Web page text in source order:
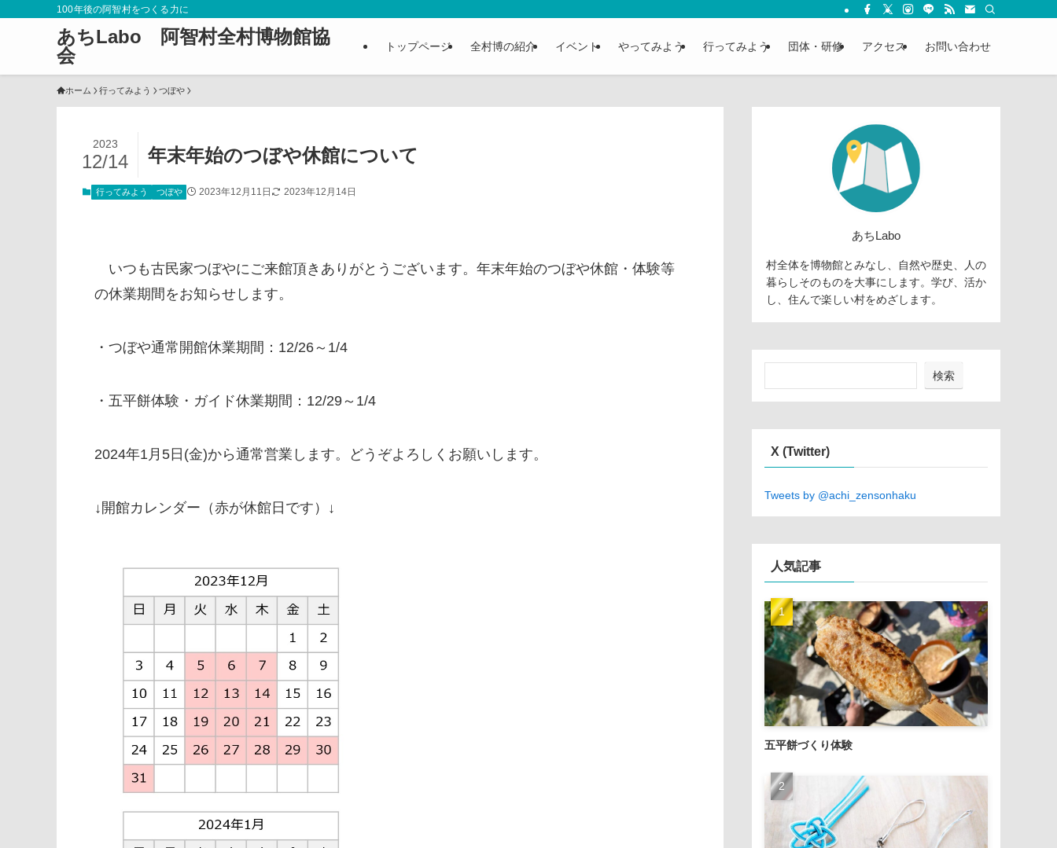
100年後の阿智村をつくる力に
あちLabo 阿智村全村博物館協
会
トップページ 全村博の紹介 イベント やってみよう 行ってみよう 団体・研修 アクセス お問い合わせ
ホーム 行ってみよう つぼや
年末年始のつぼや休館について
2023
12/14
行ってみよう つぼや 2023年12月11日 2023年12月14日
いつも古民家つぼやにご来館頂きありがとうございます。年末年始のつぼや休館・体験等
の休業期間をお知らせします。
・つぼや通常開館休業期間：12/26～1/4
・五平餅体験・ガイド休業期間：12/29～1/4
2024年1月5日(金)から通常営業します。 どうぞよろしくお願いします。
↓開館カレンダー（赤が休館日です）↓
あちLabo
村全体を博物館とみなし、自然や歴史、人の
暮らしそのものを大事にします。学び、活か
し、住んで楽しい村をめざします。
検索
X (Twitter)
Tweets by @achi_zensonhaku
人気記事
五平餅づくり体験